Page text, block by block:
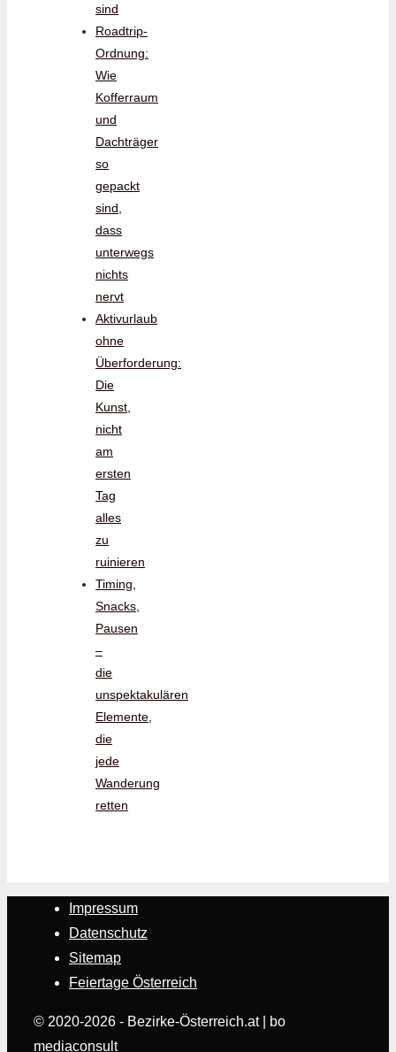
sind
Roadtrip-
Ordnung:
Wie
Kofferraum
und
Dachträger
so
gepackt
sind,
dass
unterwegs
nichts
nervt
Aktivurlaub
ohne
Überforderung:
Die
Kunst,
nicht
am
ersten
Tag
alles
zu
ruinieren
Timing,
Snacks,
Pausen
–
die
unspektakulären
Elemente,
die
jede
Wanderung
retten
Impressum
Datenschutz
Sitemap
Feiertage Österreich
© 2020-2026 - Bezirke-Österreich.at | bo
mediaconsult